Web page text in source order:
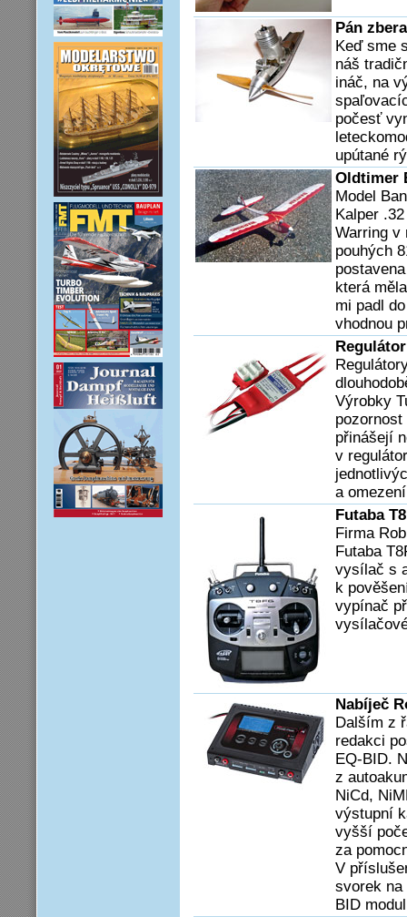
Pán
Keď sme
náš
ináč, na
počesť
upútané
Oldtimer
Model
Kalper
Warring v
pouhých
která
mi padl
vhodnou
Výrobky
přinášejí
v
a
Futaba
Firma
Futaba
vysílač s
k
vypínač
Nabíječ
Dalším z
redakci
EQ-BID.
z
NiCd,
výstupní
vyšší
za
V
svorek na
BID